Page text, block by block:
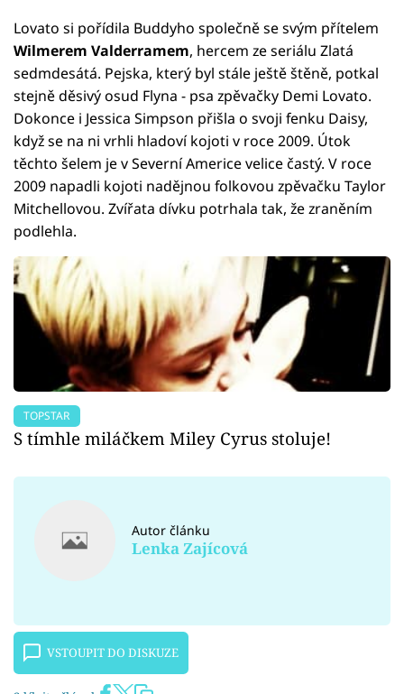
Lovato si pořídila Buddyho společně se svým přítelem
Wilmerem Valderramem, hercem ze seriálu Zlatá
sedmdesátá. Pejska, který byl stále ještě štěně, potkal
stejně děsivý osud Flyna - psa zpěvačky Demi Lovato.
Dokonce i Jessica Simpson přišla o svoji fenku Daisy,
když se na ni vrhli hladoví kojoti v roce 2009. Útok
těchto šelem je v Severní Americe velice častý. V roce
2009 napadli kojoti nadějnou folkovou zpěvačku Taylor
Mitchellovou. Zvířata dívku potrhala tak, že zraněním
podlehla.
TOPSTAR
S tímhle miláčkem Miley Cyrus stoluje!
Autor článku
Lenka Zajícová
VSTOUPIT DO DISKUZE